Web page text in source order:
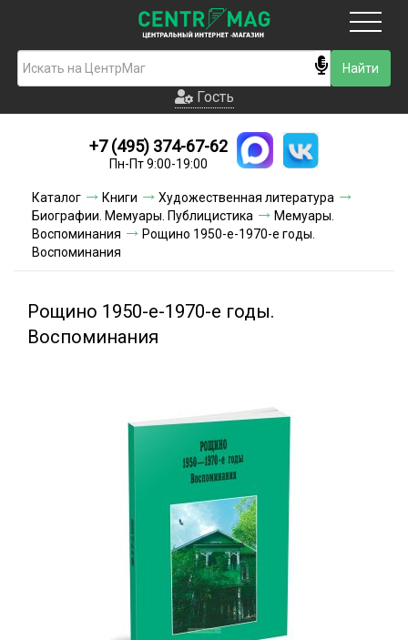
Гость
Новинки
Условия доставки
Условия оплаты
Акции и скидки
Гость
+7 (495) 374-67-62
Пн-Пт 9:00-19:00
Каталог Книги
Художественная литература
Биографии. Мемуары. Публицистика
Мемуары.
Воспоминания
Рощино 1950-е-1970-е годы.
Воспоминания
Рощино 1950-е-1970-е годы.
Воспоминания